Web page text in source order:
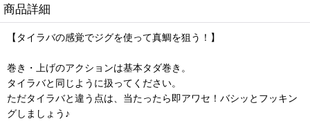
商品詳細
【タイラバの感覚でジグを使って真鯛を狙う！】
巻き・上げのアクションは基本タダ巻き。
タイラバと同じように扱ってください。
ただタイラバと違う点は、当たったら即アワセ！バシッとフッキン
グしましょう♪